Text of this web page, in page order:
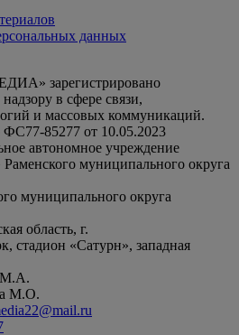
данных
зарегистрировано
в сфере связи,
и массовых коммуникаций.
85277 от 10.05.2023
автономное учреждение
муниципального округа
муниципального округа
область, г.
стадион «Сатурн», западная
М.А.
М.О.